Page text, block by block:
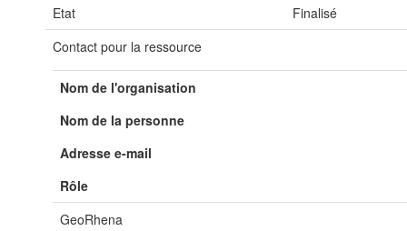
Etat
Finalisé
Contact pour la ressource
Nom de l'organisation
Nom de la personne
Adresse e-mail
Rôle
GeoRhena